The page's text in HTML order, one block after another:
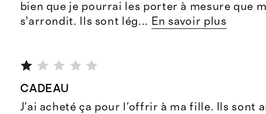
bien que je pourrai les porter à mesure que
s’arrondit. Ils sont lég... En savoir plus
CADEAU
J'ai acheté ça pour l'offrir à ma fille. Ils sont